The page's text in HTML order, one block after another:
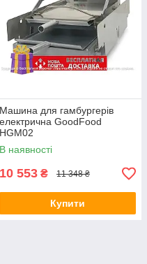
Машина для гамбургерів
електрична GoodFood
HGM02
В наявності
10 553 ₴ 11 348 ₴
Купити